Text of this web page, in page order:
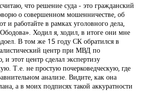
что решение суда - это гражданский
о совершенном мошенничестве, об
и работайте в рамках уголовного дела,
Ходил я, ходил, в итоге они мне
В том же 15 году СК обратился в
центр при МВД по
этот центр сделал экспертизу
Т.е. не простую почерковедческую, где
анализе. Видите, как она
а в моих подписях такой аккуратности